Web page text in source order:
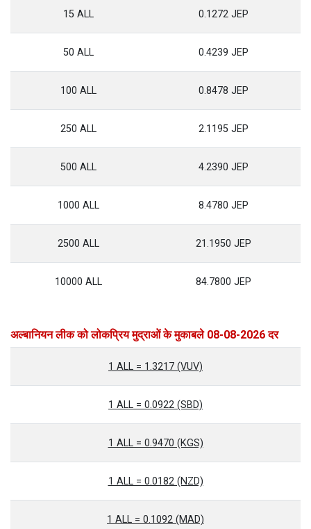
15 ALL 0.1272 JEP
50 ALL 0.4239 JEP
100 ALL 0.8478 JEP
250 ALL 2.1195 JEP
500 ALL 4.2390 JEP
1000 ALL 8.4780 JEP
2500 ALL 21.1950 JEP
10000 ALL 84.7800 JEP
अल्बानियन लीक को लोकप्रिय मुद्राओं के मुकाबले 08-08-2026 दर
1 ALL = 1.3217 (VUV)
1 ALL = 0.0922 (SBD)
1 ALL = 0.9470 (KGS)
1 ALL = 0.0182 (NZD)
1 ALL = 0.1092 (MAD)